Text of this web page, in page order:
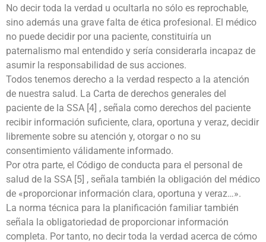
No decir toda la verdad u ocultarla no sólo es reprochable,
sino además una grave falta de ética profesional. El médico
no puede decidir por una paciente, constituiría un
paternalismo mal entendido y sería considerarla incapaz de
asumir la responsabilidad de sus acciones.
Todos tenemos derecho a la verdad respecto a la atención
de nuestra salud. La Carta de derechos generales del
paciente de la SSA [4] , señala como derechos del paciente
recibir información suficiente, clara, oportuna y veraz, decidir
libremente sobre su atención y, otorgar o no su
consentimiento válidamente informado.
Por otra parte, el Código de conducta para el personal de
salud de la SSA [5] , señala también la obligación del médico
de «proporcionar información clara, oportuna y veraz…».
La norma técnica para la planificación familiar también
señala la obligatoriedad de proporcionar información
completa. Por tanto, no decir toda la verdad acerca de cómo